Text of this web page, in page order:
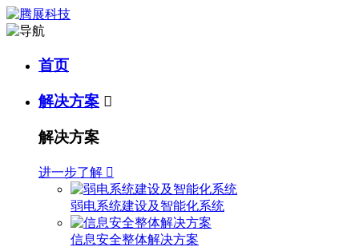
首页
解决方案 
解决方案
进一步了解 
弱电系统建设及智能化系统
信息安全整体解决方案